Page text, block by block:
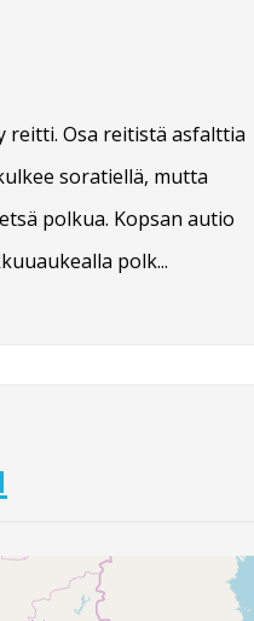
reitti. Osa reitistä asfalttia
soratiellä, mutta
polkua. Kopsan autio
polk...